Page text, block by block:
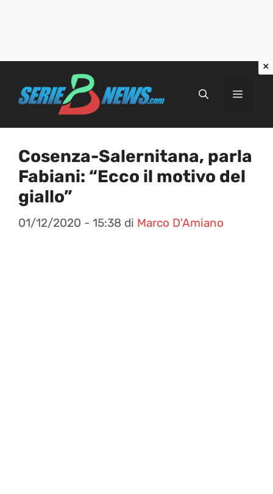
Menu
Cosenza-Salernitana, parla
Fabiani: “Ecco il motivo del
giallo”
01/12/2020 - 15:38 di Marco D'Amiano